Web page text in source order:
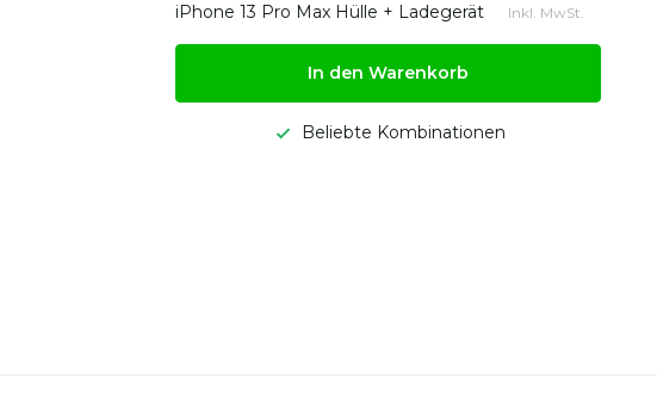
iPhone 13 Pro Max Hülle + Ladegerät Inkl. MwSt.
In den Warenkorb
Beliebte Kombinationen